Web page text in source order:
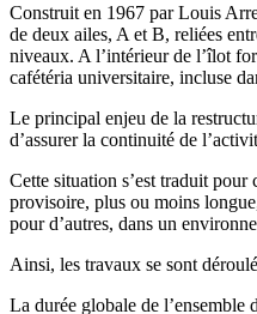
Construit en 1967 par Louis
de deux ailes, A et B, reliées
niveaux. A l’intérieur de l’îlot
cafétéria universitaire, incluse
Le principal enjeu de la
d’assurer la continuité de
Cette situation s’est traduit
provisoire, plus ou moins
pour d’autres, dans un
Ainsi, les travaux se sont
La durée globale de l’ensemble